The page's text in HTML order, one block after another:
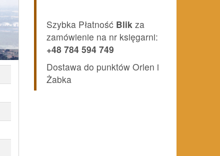
Szybka Płatność Blik za
zamówienie na nr księgarni:
+48 784 594 749
Dostawa do punktów Orlen i
Żabka